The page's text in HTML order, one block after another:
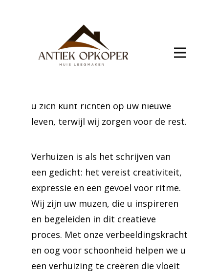
Begin aan uw nieuwe avontuur in
Niel-Bij-Sint-Truiden zonder de
u zich kunt richten op uw nieuwe
leven, terwijl wij zorgen voor de rest.
Verhuizen is als het schrijven van
een gedicht: het vereist creativiteit,
expressie en een gevoel voor ritme.
Wij zijn uw muzen, die u inspireren
en begeleiden in dit creatieve
proces. Met onze verbeeldingskracht
en oog voor schoonheid helpen we u
een verhuizing te creëren die vloeit